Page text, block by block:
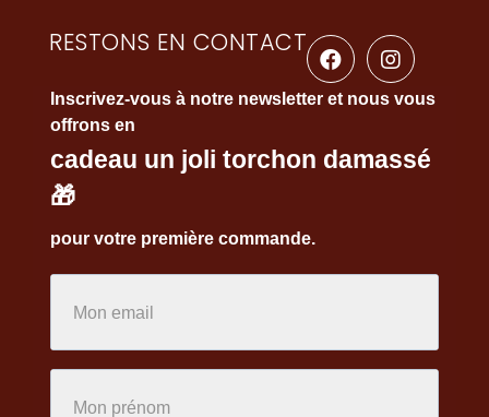
RESTONS EN CONTACT
Inscrivez-vous à notre newsletter et nous vous
offrons en
cadeau un joli torchon damassé
🎁
pour votre première commande.